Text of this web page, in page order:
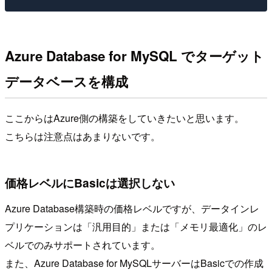
Azure Database for MySQL でターゲット
データベースを構成
ここからはAzure側の構築をしていきたいと思います。
こちらは注意点はあまりないです。
価格レベルにBasicは選択しない
Azure Database構築時の価格レベルですが、データインレ
プリケーションは「汎用目的」または「メモリ最適化」のレ
ベルでのみサポートされています。
また、Azure Database for MySQLサーバーはBasicでの作成